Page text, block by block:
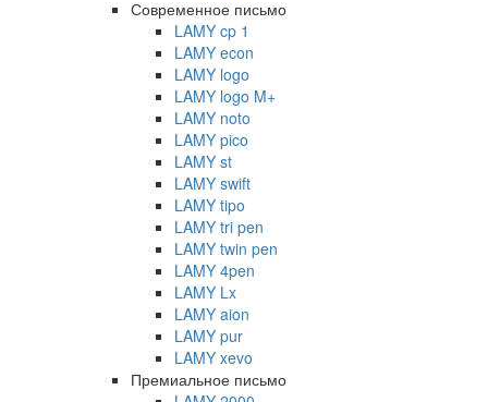
Современное письмо
LAMY cp 1
LAMY econ
LAMY logo
LAMY logo M+
LAMY noto
LAMY pico
LAMY st
LAMY swift
LAMY tipo
LAMY tri pen
LAMY twin pen
LAMY 4pen
LAMY Lx
LAMY aion
LAMY pur
LAMY xevo
Премиальное письмо